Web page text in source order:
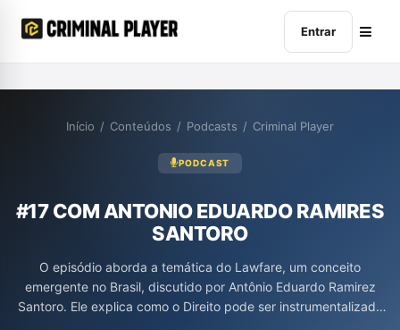
Entrar
Início / Conteúdos / Podcasts / Criminal Player
PODCAST
#17 COM ANTONIO EDUARDO RAMIRES
SANTORO
O episódio aborda a temática do Lawfare, um conceito
emergente no Brasil, discutido por Antônio Eduardo Ramirez
Santoro. Ele explica como o Direito pode ser instrumentalizado